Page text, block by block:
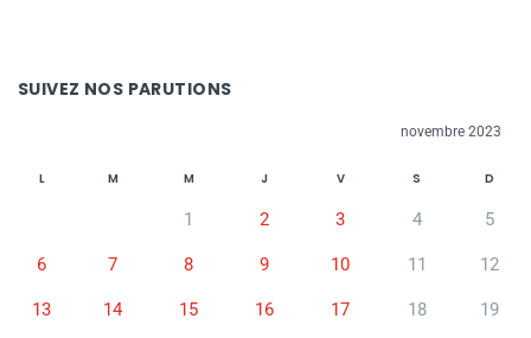
SUIVEZ NOS PARUTIONS
novembre 2023
L M M J V S D
1 2 3 4 5
6 7 8 9 10 11 12
13 14 15 16 17 18 19